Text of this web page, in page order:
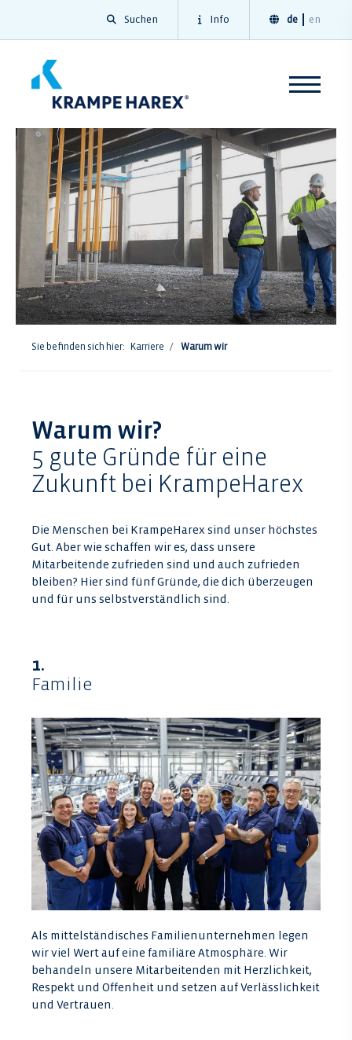
Suchen Info de en
Sie befinden sich hier: Karriere Warum wir
Warum wir?
5 gute Gründe für eine
Zukunft bei KrampeHarex
Die Menschen bei KrampeHarex sind unser höchstes
Gut. Aber wie schaf­fen wir es, dass un­se­re
Mitarbeitende zu­frie­den sind und auch zu­frie­den
blei­ben? Hier sind fünf Gründe, die dich überzeugen
und für uns selbstverständlich sind.
1.
Familie
Als mittelständisches Familienunternehmen legen
wir viel Wert auf eine familiäre Atmosphäre. Wir
behandeln unsere Mitarbeitenden mit Herzlichkeit,
Respekt und Offenheit und setzen auf Verlässlichkeit
und Vertrauen.